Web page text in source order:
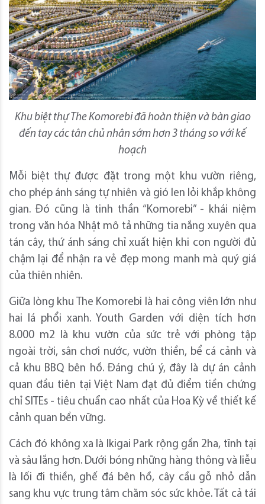
Khu biệt thự The Komorebi đã hoàn thiện và bàn giao
đến tay các tân chủ nhân sớm hơn 3 tháng so với kế
hoạch
Mỗi biệt thự được đặt trong một khu vườn riêng,
cho phép ánh sáng tự nhiên và gió len lỏi khắp không
gian. Đó cũng là tinh thần “Komorebi” - khái niệm
trong văn hóa Nhật mô tả những tia nắng xuyên qua
tán cây, thứ ánh sáng chỉ xuất hiện khi con người đủ
chậm lại để nhận ra vẻ đẹp mong manh mà quý giá
của thiên nhiên.
Giữa lòng khu The Komorebi là hai công viên lớn như
hai lá phổi xanh. Youth Garden với diện tích hơn
8.000 m2 là khu vườn của sức trẻ với phòng tập
ngoài trời, sân chơi nước, vườn thiền, bể cá cảnh và
cả khu BBQ bên hồ. Đáng chú ý, đây là dự án cảnh
quan đầu tiên tại Việt Nam đạt đủ điểm tiền chứng
chỉ SITEs - tiêu chuẩn cao nhất của Hoa Kỳ về thiết kế
cảnh quan bền vững.
Cách đó không xa là Ikigai Park rộng gần 2ha, tĩnh tại
và sâu lắng hơn. Dưới bóng những hàng thông và liễu
là lối đi thiền, ghế đá bên hồ, cây cầu gỗ nhỏ dẫn
sang khu vực trung tâm chăm sóc sức khỏe. Tất cả tái